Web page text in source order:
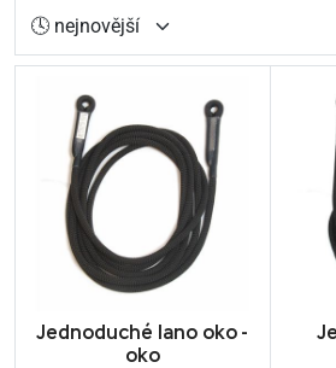
Jednoduché lano oko -
oko